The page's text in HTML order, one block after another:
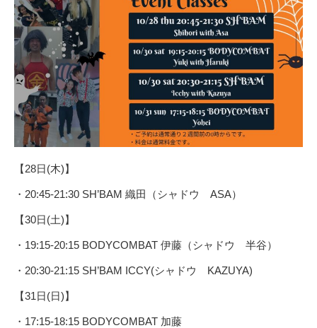
【28日(木)】
・20:45-21:30 SH’BAM 織田（シャドウ ASA）
【30日(土)】
・19:15-20:15 BODYCOMBAT 伊藤（シャドウ 半谷）
・20:30-21:15 SH’BAM ICCY(シャドウ KAZUYA)
【31日(日)】
・17:15-18:15 BODYCOMBAT 加藤